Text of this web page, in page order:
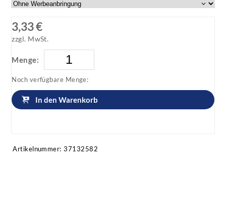
3,33 €
zzgl. MwSt.
Menge:
Noch verfügbare Menge:
In den Warenkorb
Artikelnummer: 37132582